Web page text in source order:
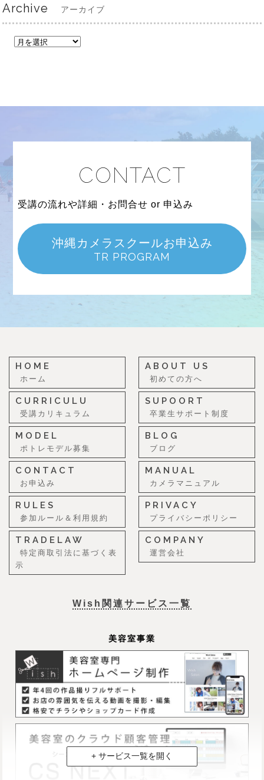
Archive アーカイブ
CONTACT
受講の流れや詳細・お問合せ or 申込み
沖縄カメラスクールお申込み
TR PROGRAM
HOME
ホーム
ABOUT US
初めての方へ
CURRICULU
受講カリキュラム
SUPOORT
卒業生サポート制度
MODEL
ポトレモデル募集
BLOG
ブログ
CONTACT
お申込み
MANUAL
カメラマニュアル
RULES
参加ルール＆利用規約
PRIVACY
プライバシーポリシー
TRADELAW
特定商取引法に基づく表
示
COMPANY
運営会社
Wish関連サービス一覧
美容室事業